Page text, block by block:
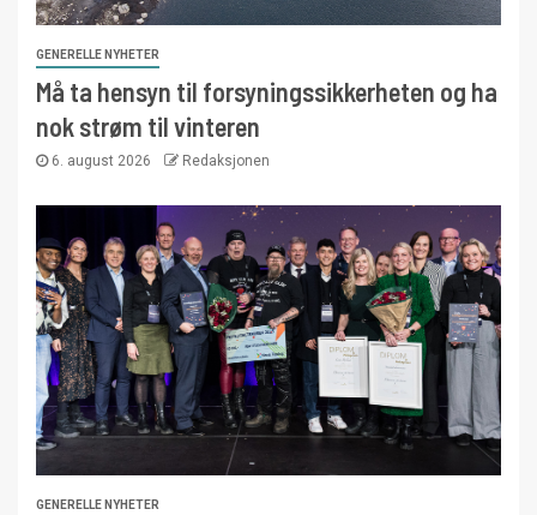
GENERELLE NYHETER
Må ta hensyn til forsyningssikkerheten og ha
nok strøm til vinteren
6. august 2026 Redaksjonen
GENERELLE NYHETER